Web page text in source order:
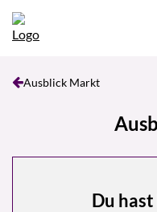
Ausblick Markt
Du